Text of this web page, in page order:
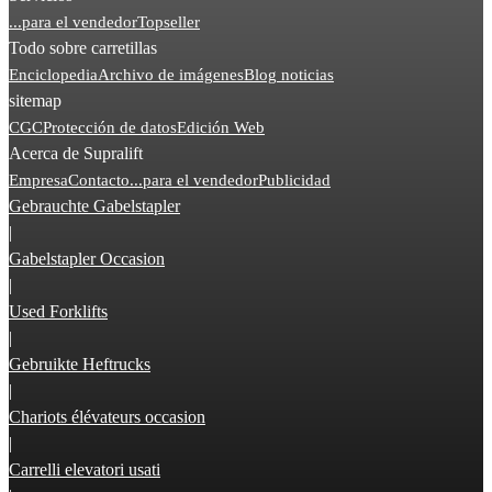
...para el vendedorTopseller
Todo sobre carretillas
EnciclopediaArchivo de imágenesBlog noticias
sitemap
CGCProtección de datosEdición Web
Acerca de Supralift
EmpresaContacto...para el vendedorPublicidad
Gebrauchte Gabelstapler
|
Gabelstapler Occasion
|
Used Forklifts
|
Gebruikte Heftrucks
|
Chariots élévateurs occasion
|
Carrelli elevatori usati